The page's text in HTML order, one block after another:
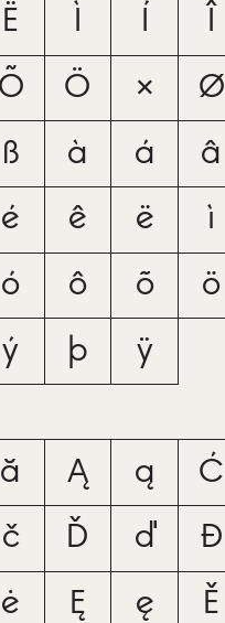
Ë Ì Í Î
Õ Ö × Ø
ß à á â
é ê ë ì
ó ô õ ö
ý þ ÿ
ă Ą ą Ć
č Ď ď Đ
ė Ę ę Ě